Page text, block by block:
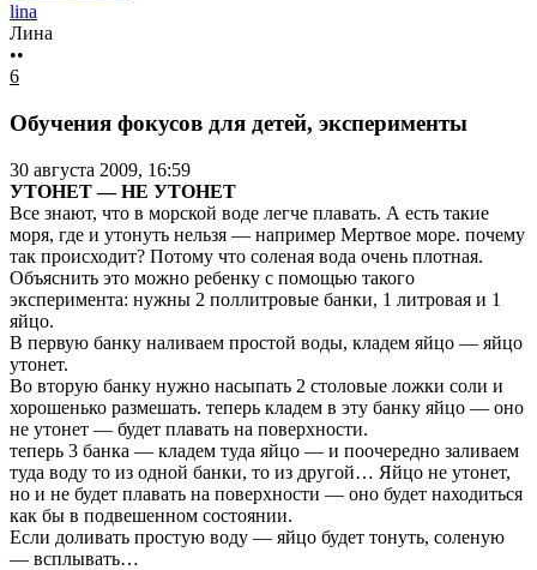
lina
Лина
••
6
Обучения фокусов для детей, эксперименты
30 августа 2009, 16:59
УТОНЕТ — НЕ УТОНЕТ
Все знают, что в морской воде легче плавать. А есть такие
моря, где и утонуть нельзя — например Мертвое море. почему
так происходит? Потому что соленая вода очень плотная.
Объяснить это можно ребенку с помощью такого
эксперимента: нужны 2 поллитровые банки, 1 литровая и 1
яйцо.
В первую банку наливаем простой воды, кладем яйцо — яйцо
утонет.
Во вторую банку нужно насыпать 2 столовые ложки соли и
хорошенько размешать. теперь кладем в эту банку яйцо — оно
не утонет — будет плавать на поверхности.
теперь 3 банка — кладем туда яйцо — и поочередно заливаем
туда воду то из одной банки, то из другой… Яйцо не утонет,
но и не будет плавать на поверхности — оно будет находиться
как бы в подвешенном состоянии.
Если доливать простую воду — яйцо будет тонуть, соленую
— всплывать…